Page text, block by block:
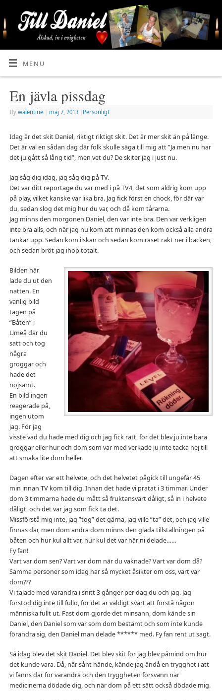
MENU
En jävla pissdag
By walentine maj 7, 2013 Personligt
Idag är det skit Daniel, riktigt riktigt skit. Det är mer skit än på länge.
Det är väl en sådan dag där folk skulle säga till mig att ”Ja men nu har
det ju gått så lång tid”, men vet du? De skiter jag i just nu.
Jag såg dig idag, jag såg dig på TV.
Det var ditt reportage du var med i på TV4, det som aldrig kom upp
på play, vilket kanske var lika bra. Jag fick först en chock, för där var
du, sedan slog det mig hur du var, och då kom tårarna.
Jag minns den morgonen Daniel, den var inte bra. Den var verkligen
inte bra alls, och när jag nu kom att minnas den kom också alla andra
tankar upp. Sedan kom ilskan och sedan kom raset rakt ner i backen,
och sedan bröt jag ihop totalt.
Bilden här
lade du ut den
natten. En
vanlig bild
tagen på
”Båten” i
Umeå där du
satt och tog
några
groggar och
hade det
nöjsamt.
En bild ingen
reagerade på,
ingen utom
jag. För jag
visste vad du hade med dig och jag fick rätt, för det blev ju inte bara
groggar eller hur och dom som var med verkade ju inte tacka nej till
att smaka lite dom heller.
Dagen efter var ett helvete, och det helvetet pågick till ungefär 45
min innan TV kom till dig. Innan det hade vi pratat i 3 timmar. Under
dom 3 timmarna hade du mått så fruktansvärt dåligt, så in i helvete
dåligt, och det var jag som fick ta det.
Missförstå mig inte, jag ”tog” det gärna, jag ville ”ta” det, och jag ville
finnas där, men dom andra dom minns den glada tillställningen på
båten och hur kul allt var, hur kul det var när ni delade……
Fy fan!
Vart var dom sen? Vart var dom när du vaknade? Vart var dom då?
Samma personer som idag har så mycket åsikter om oss, vart var
dom???
Vi talade med varandra i snitt 3 gånger per dag du och jag. Jag
förstod dig inte till fullo, för det är väldigt svårt att förstå någon
människa fullt ut. Fast dom gjorde det minsann, dom kände sin
Daniel, den Daniel som var som dom bestämt och som inte kunde
förändra sig, den Daniel man delade ****** med. Fy fan rent ut sagt.
Så idag blev det skit Daniel. Det blev skit för jag blev påmind om hur
det kunde vara. Då, när sånt hände, kände jag ändå en trygghet i att
vi fanns där för varandra och den tryggheten försvann när
medicinerna dödade dig, och när dom på ett sätt också dödade mig.